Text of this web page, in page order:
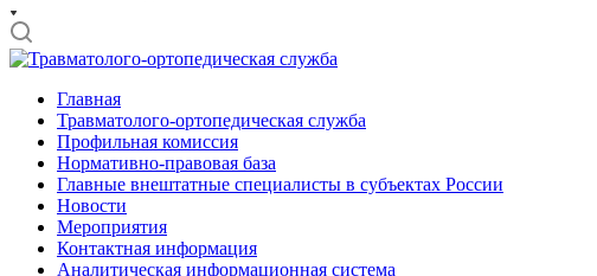
Главная
Травматолого-ортопедическая служба
Профильная комиссия
Нормативно-правовая база
Главные внештатные специалисты в субъектах России
Новости
Мероприятия
Контактная информация
Аналитическая информационная система